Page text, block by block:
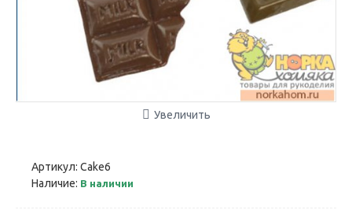
Увеличить
Артикул: Cake6
Наличие: В наличии